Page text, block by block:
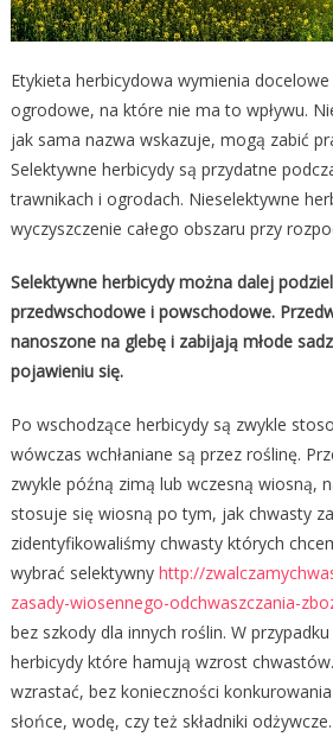
Etykieta herbicydowa wymienia
ogrodowe, na które nie ma to wpływu.
jak sama nazwa wskazuje, mogą zabić
Selektywne herbicydy są przydatne
trawnikach i ogrodach. Nieselektywne
wyczyszczenie całego obszaru przy
Selektywne herbicydy można dalej
przedwschodowe i powschodowe.
nanoszone na glebę i zabijają młode
pojawieniu się.
Po wschodzące herbicydy są zwykle
wówczas wchłaniane są przez roślinę.
zwykle późną zimą lub wczesną wiosną,
stosuje się wiosną po tym, jak chwasty
zidentyfikowaliśmy chwasty których
wybrać selektywny http://
zasady-wiosennego-odchwaszczania-
bez szkody dla innych roślin. W
herbicydy które hamują wzrost
wzrastać, bez konieczności
słońce, wodę, czy też składniki